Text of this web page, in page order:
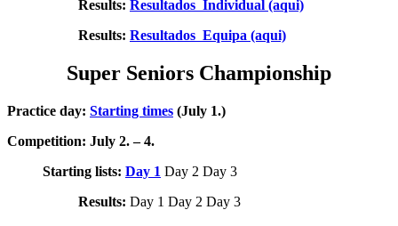
Results: Resultados Individual (aqui)
Results: Resultados Equipa (aqui)
Super Seniors Championship
Practice day: Starting times (July 1.)
Competition: July 2. – 4.
Starting lists: Day 1 Day 2 Day 3
Results: Day 1 Day 2 Day 3